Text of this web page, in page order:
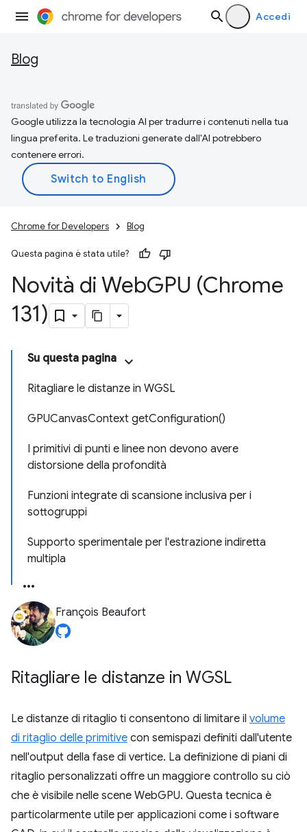
Accedi
Blog
Google utilizza la tecnologia AI per tradurre i contenuti nella tua
lingua preferita. Le traduzioni generate dall'AI potrebbero
contenere errori.
Chrome for Developers Blog
Questa pagina è stata utile?
Novità di WebGPU (Chrome
131)
Su questa pagina
Ritagliare le distanze in WGSL
GPUCanvasContext getConfiguration()
I primitivi di punti e linee non devono avere
distorsione della profondità
Funzioni integrate di scansione inclusiva per i
sottogruppi
Supporto sperimentale per l'estrazione indiretta
multipla
François Beaufort
Ritagliare le distanze in WGSL
Le distanze di ritaglio ti consentono di limitare il volume
di ritaglio delle primitive con semispazi definiti dall'utente
nell'output della fase di vertice. La definizione di piani di
ritaglio personalizzati offre un maggiore controllo su ciò
che è visibile nelle scene WebGPU. Questa tecnica è
particolarmente utile per applicazioni come i software